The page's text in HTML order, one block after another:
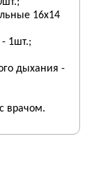
16х14
1шт.;
дыхания -
врачом.